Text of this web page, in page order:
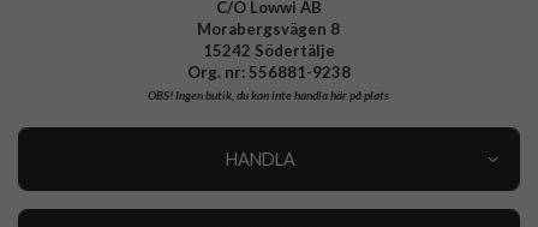
C/O Lowwi AB
Morabergsvägen 8
15242 Södertälje
Org. nr: 556881-9238
OBS!Ingen butik, du kan inte handla här på plats
HANDLA